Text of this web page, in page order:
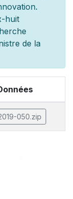
huit
re de la
050.zip